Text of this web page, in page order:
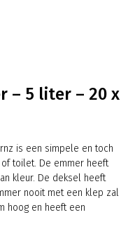
– 5 liter – 20 x
is een simpele en toch
toilet. De emmer heeft
kleur. De deksel heeft
nooit met een klep zal
hoog en heeft een